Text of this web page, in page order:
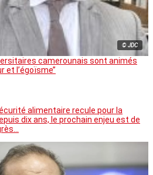
© JDC
camerounais sont animés
et l’égoïsme’’
alimentaire recule pour la
dix ans, le prochain enjeu est de